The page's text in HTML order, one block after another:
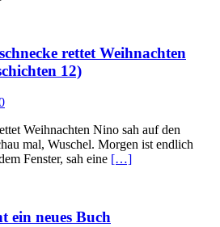
rettet Weihnachten
12)
Weihnachten Nino sah auf den
mal, Wuschel. Morgen ist endlich
Fenster, sah eine […]
ein neues Buch